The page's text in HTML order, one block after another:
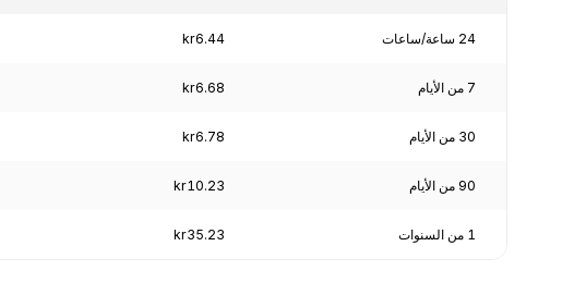
24 ساعة/ساعات kr6.44
7 من الأيام kr6.68
30 من الأيام kr6.78
90 من الأيام kr10.23
1 من السنوات kr35.23